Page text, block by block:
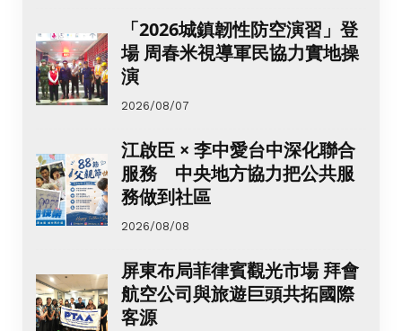
「2026城鎮韌性防空演習」登
場 周春米視導軍民協力實地操
演
2026/08/07
江啟臣 × 李中愛台中深化聯合
服務 中央地方協力把公共服
務做到社區
2026/08/08
屏東布局菲律賓觀光市場 拜會
航空公司與旅遊巨頭共拓國際
客源